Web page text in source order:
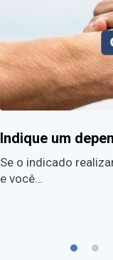
Indique um
Se o indicado
e você…